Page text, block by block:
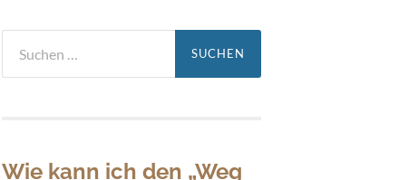
nach:
Wie kann ich den „Weg